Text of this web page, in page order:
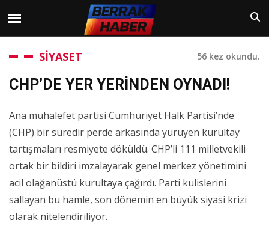
SİYASET 56 kez okundu.
CHP’DE YER YERİNDEN OYNADI!
Ana muhalefet partisi Cumhuriyet Halk Partisi’nde
(CHP) bir süredir perde arkasında yürüyen kurultay
tartışmaları resmiyete döküldü. CHP’li 111 milletvekili
ortak bir bildiri imzalayarak genel merkez yönetimini
acil olağanüstü kurultaya çağırdı. Parti kulislerini
sallayan bu hamle, son dönemin en büyük siyasi krizi
olarak nitelendiriliyor.